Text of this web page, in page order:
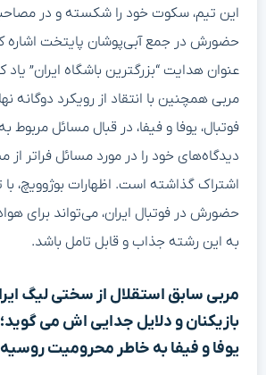
این تیم، سکوت خود را شکسته و در
حضورش در جمع آبی‌پوشان پایتخت اشاره
عنوان هدایت “بزرگترین باشگاه ایران”
مربی همچنین با انتقاد از رویکرد دوگانه
فوتبال، یوفا و فیفا، در قبال مسائل مربوط
دیدگاه‌های خود را در مورد مسائل فراتر
اشتراک گذاشته است. اظهارات بوژوویچ،
حضورش در فوتبال ایران، می‌تواند برای
به این رشته جذاب و قابل تامل باشد.
مربی سابق استقلال از سختی لیگ
بازیکنان و دلایل جدایی اش می گوید؛
یوفا و فیفا به خاطر محرومیت روسیه